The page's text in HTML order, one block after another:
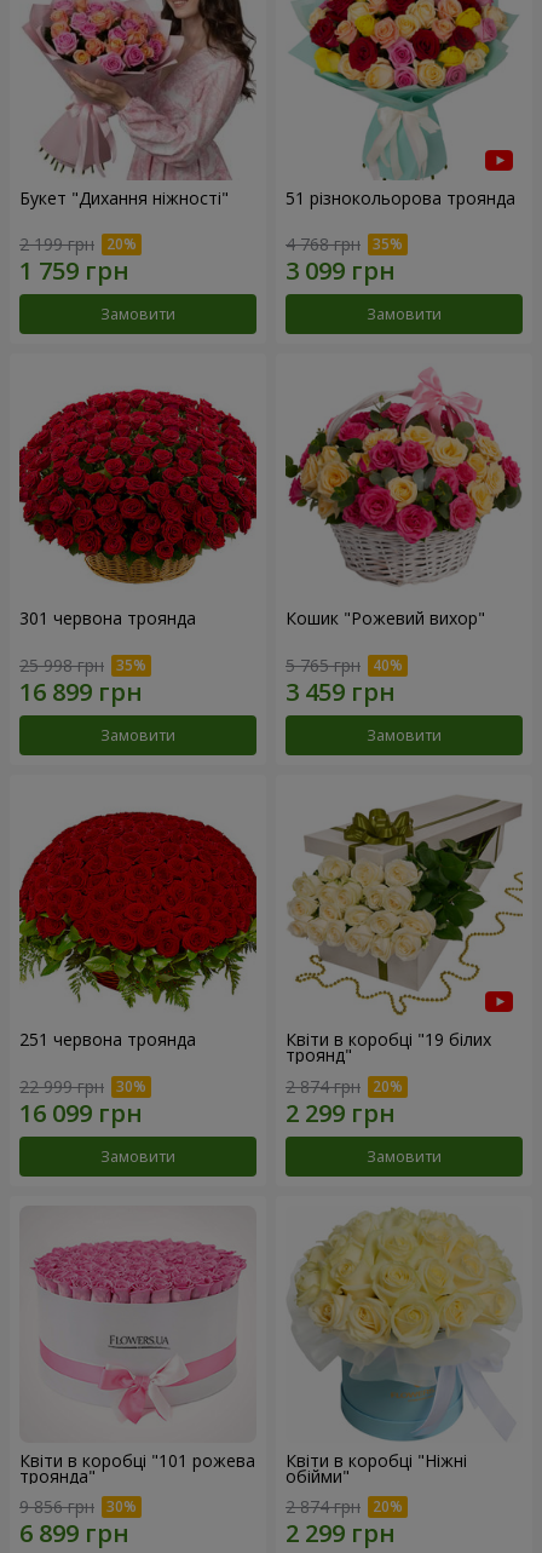
Букет "Дихання ніжності"
2 199 грн
Замовити
51 різнокольорова троянда
4 768 грн
Замовити
301 червона троянда
25 998 грн
Замовити
Кошик "Рожевий вихор"
5 765 грн
Замовити
251 червона троянда
22 999 грн
Замовити
Квіти в коробці "19 білих
троянд"
2 874 грн
Замовити
Квіти в коробці "101 рожева
троянда"
9 856 грн
Квіти в коробці "Ніжні
обійми"
2 874 грн